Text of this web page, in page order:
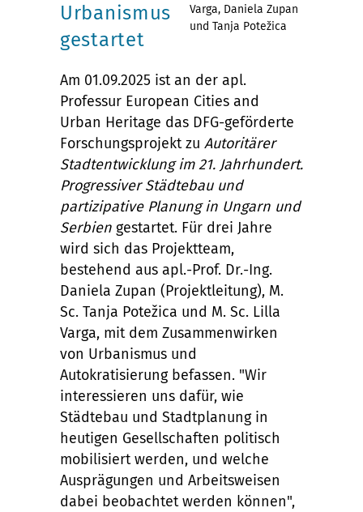
Varga, Daniela Zupan
und Tanja Potežica
Urbanismus
gestartet
Am 01.09.2025 ist an der apl.
Professur European Cities and
Urban Heritage das DFG-geförderte
Forschungsprojekt zu Autoritärer
Stadtentwicklung im 21. Jahrhundert.
Progressiver Städtebau und
partizipative Planung in Ungarn und
Serbien gestartet. Für drei Jahre
wird sich das Projektteam,
bestehend aus apl.-Prof. Dr.-Ing.
Daniela Zupan (Projektleitung), M.
Sc. Tanja Potežica und M. Sc. Lilla
Varga, mit dem Zusammenwirken
von Urbanismus und
Autokratisierung befassen. "Wir
interessieren uns dafür, wie
Städtebau und Stadtplanung in
heutigen Gesellschaften politisch
mobilisiert werden, und welche
Ausprägungen und Arbeitsweisen
dabei beobachtet werden können",